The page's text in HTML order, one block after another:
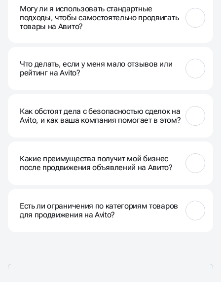
конкретных стратегий и вашей отрасли.
Могу ли я использовать стандартные
подходы, чтобы самостоятельно продвигать
товары на Авито?
оптимизацию, могут значительно увеличить
эффективность.
Что делать, если у меня мало отзывов или
рейтинг на Avito?
качественный сервис и стимулировать
положительные отзывы.
Как обстоят дела с безопасностью сделок на
Avito, и как ваша компания помогает в этом?
сделок. Мы также помогаем в создании доверия к
вашему бренду через профессиональное
представление.
Какие преимущества получит мой бизнес
после продвижения объявлений на Авито?
увеличить объем продаж.
Есть ли ограничения по категориям товаров
для продвижения на Avito?